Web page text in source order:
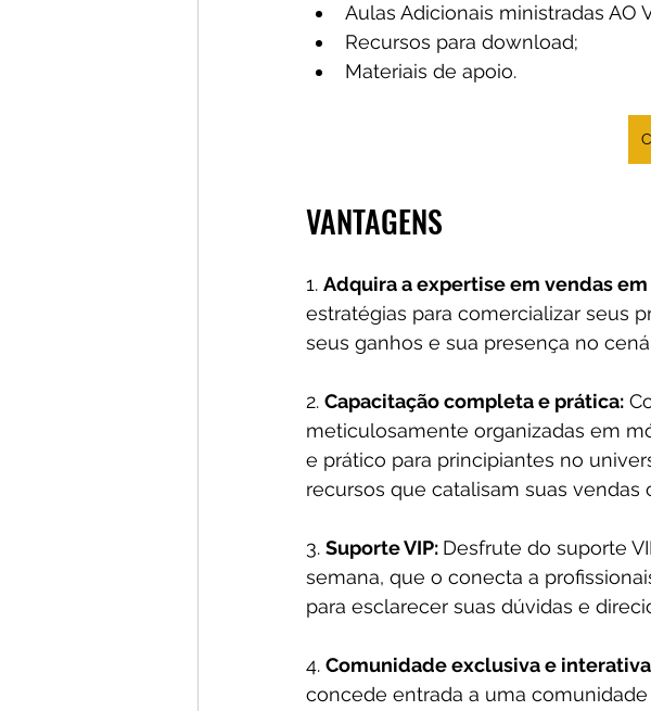
Aulas Adicionais ministradas AO
Recursos para download;
Materiais de apoio.
VANTAGENS
1. Adquira a expertise em vendas
estratégias para comercializar seus
seus ganhos e sua presença no
2. Capacitação completa e prática:
meticulosamente organizadas em
e prático para principiantes no
recursos que catalisam suas vendas
3. Suporte VIP: Desfrute do suporte
semana, que o conecta a
para esclarecer suas dúvidas e
4. Comunidade exclusiva e
concede entrada a uma